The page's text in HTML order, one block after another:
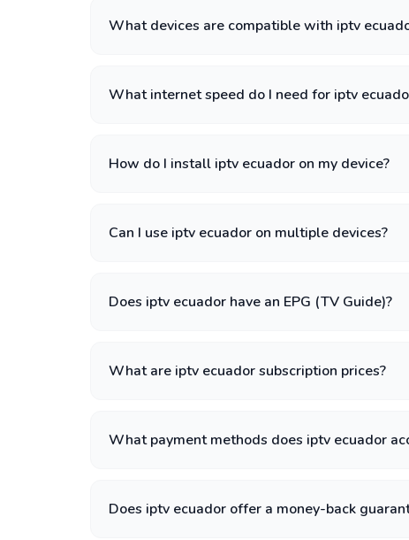
What devices are compatible with iptv
What internet speed do I need for iptv
How do I install iptv ecuador on my device?
Can I use iptv ecuador on multiple devices?
Does iptv ecuador have an EPG (TV Guide)?
What are iptv ecuador subscription prices?
What payment methods does iptv ecuador
Does iptv ecuador offer a money-back